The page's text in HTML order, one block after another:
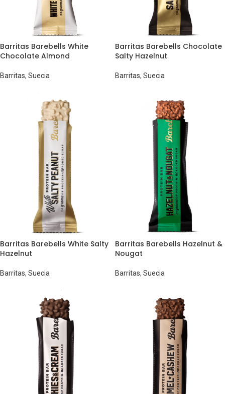
Barritas Barebells White
Chocolate Almond
Barritas, Suecia
Barritas Barebells Chocolate
Salty Hazelnut
Barritas, Suecia
Barritas Barebells White Salty
Hazelnut
Barritas, Suecia
Barritas Barebells Hazelnut &
Nougat
Barritas, Suecia